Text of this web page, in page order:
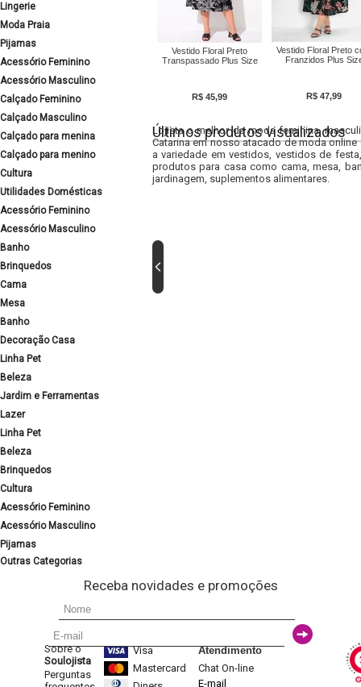
Lingerie
Moda Praia
Pijamas
Acessório Feminino
Acessório Masculino
Calçado Feminino
Calçado Masculino
Calçado para menina
Calçado para menino
Cultura
Utilidades Domésticas
Acessório Feminino
Acessório Masculino
Banho
Brinquedos
Cama
Mesa
Banho
Decoração Casa
Linha Pet
Beleza
Jardim e Ferramentas
Lazer
Linha Pet
Beleza
Brinquedos
Cultura
Acessório Feminino
Acessório Masculino
Pijamas
Outras Categorias
Vestido Floral Preto
Transpassado Plus Size
R$ 45,99
Vestido Floral Preto
Franzidos Plus
R$ 47,99
Últimos produtos visualizados
Lojista o melhor da moda feminina,
Catarina em nosso atacado de moda
a variedade em vestidos, vestidos de
produtos para casa como cama, mesa,
jardinagem, suplementos alimentares.
Receba novidades e promoções
Sobre o
Soulojista
Perguntas
Visa
Mastercard
Atendimento
Chat On-line
E-mail